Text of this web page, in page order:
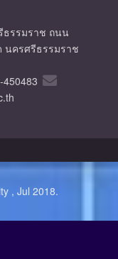
ธรรมราช ถนน
นครศรีธรรมราช
450483
, Jul 2018.